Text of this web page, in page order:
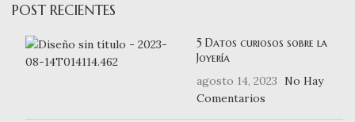
POST RECIENTES
5 Datos curiosos sobre la
Joyería
agosto 14, 2023
No Hay
Comentarios